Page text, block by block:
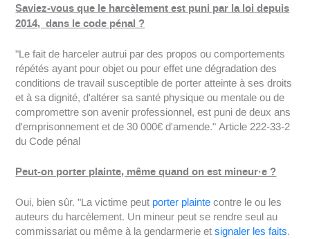
Saviez-vous que le harcèlement est puni par la loi depuis
2014, dans le code pénal ?
"Le fait de harceler autrui par des propos ou comportements
répétés ayant pour objet ou pour effet une dégradation des
conditions de travail susceptible de porter atteinte à ses droits
et à sa dignité, d'altérer sa santé physique ou mentale ou de
compromettre son avenir professionnel, est puni de deux ans
d'emprisonnement et de 30 000€ d'amende." Article 222-33-2
du Code pénal
Peut-on porter plainte, même quand on est mineur·e ?
Oui, bien sûr. "La victime peut porter plainte contre le ou les
auteurs du harcèlement. Un mineur peut se rendre seul au
commissariat ou même à la gendarmerie etsignaler les faits.